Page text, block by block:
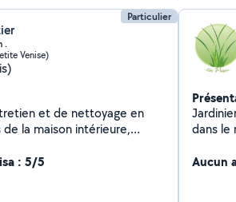
Particulier
.
Venise)
et de nettoyage en
la maison intérieure,
Vérification
: 5/5
dans le
Aucun